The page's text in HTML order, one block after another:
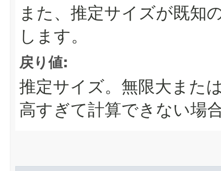
また、推定サイズが既知
します。
戻り値:
推定サイズ。無限大また
高すぎて計算できない場